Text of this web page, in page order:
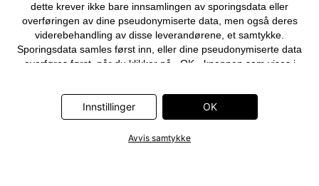
dette krever ikke bare innsamlingen av sporingsdata eller
overføringen av dine pseudonymiserte data, men også deres
viderebehandling av disse leverandørene, et samtykke.
Sporingsdata samles først inn, eller dine pseudonymiserte data
overføres først, når du klikker på «OK»-knappen som vises i
Adjust GmbH, Criteo SA, Flowbox AB, Google Ireland Ltd, Hurra
Communications GmbH, ID5 Technology Ltd, Meta Platforms
Ireland Ltd, Microsoft Ireland Operations Ltd, Pinterest Europe
Ltd, RTB-House GmbH, Snap Group Ltd, TikTok Information
Innstillinger OK
Avvis samtykke